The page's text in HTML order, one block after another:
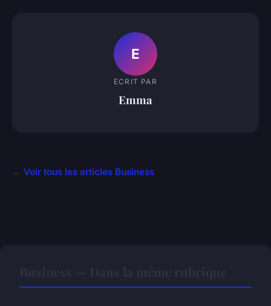
E
ECRIT PAR
Emma
← Voir tous les articles Business